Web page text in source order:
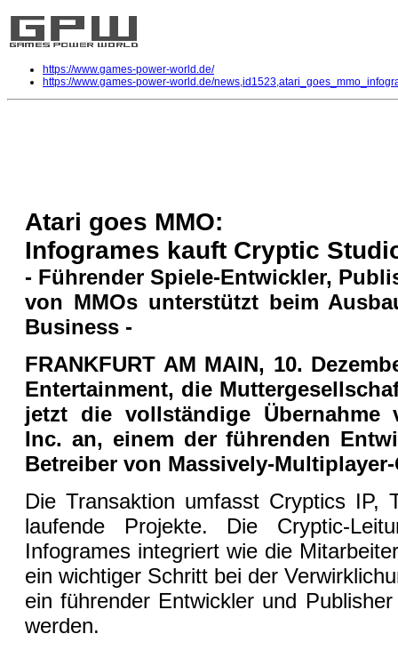
https://www.games-power-world.de/
https://www.games-power-world.de/
Atari goes MMO:
Infogrames kauft Cryptic
- Führender Spiele-Entwickler,
von MMOs unterstützt beim
Business -
FRANKFURT AM MAIN, 10.
Entertainment, die
jetzt die vollständige Übernahme
Inc. an, einem der führenden
Betreiber von Massively-
Die Transaktion umfasst Cryptics IP,
laufende Projekte. Die Cryptic-
Infogrames integriert wie die
ein wichtiger Schritt bei der
ein führender Entwickler und
werden.